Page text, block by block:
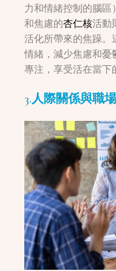
力和情緒控制的腦
和焦慮的杏仁核活動
活化所帶來的焦躁。
情緒，減少焦慮和
專注，享受活在當下
3.人際關係與職